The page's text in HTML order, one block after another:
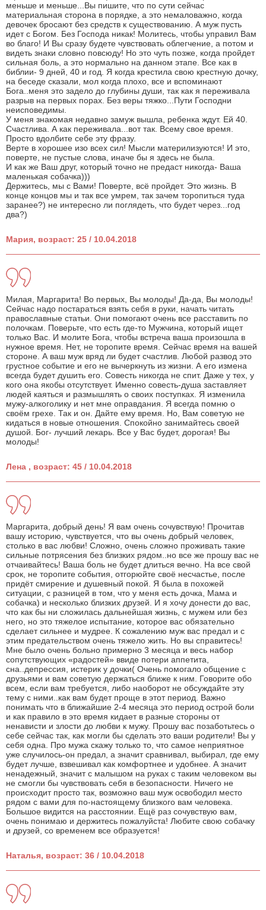
меньше и меньше...Вы пишите, что по сути сейчас
материальная сторона в порядке, а это немаловажно, когда
девочек бросают без средств к существованию. А муж пусть
идет с Богом. Без Господа никак! Молитесь, чтобы управил Вам
во благо! И Вы сразу будете чувствовать облегчение, а потом и
видеть знаки словно повсюду! Но это чуть позже, когда пройдет
сильная боль, а это нормально на данном этапе. Все как в
библии- 9 дней, 40 и год. Я когда крестила свою крестную дочку,
на беседе сказали, мол когда плохо, все и вспоминают
Бога..меня это задело до глубины души, так как я переживала
разрыв на первых порах. Без веры тяжко...Пути Господни
неисповедимы.
У меня знакомая недавно замуж вышла, ребенка ждут. Ей 40.
Счастлива. А как переживала...вот так. Всему свое время.
Просто вдолбите себе эту фразу.
Верте в хорошее изо всех сил! Мысли материлизуются! И это,
поверте, не пустые слова, иначе бы я здесь не была.
И как же Ваш друг, который точно не предаст никогда- Ваша
маленькая собачка)))
Держитесь, мы с Вами! Поверте, всё пройдет. Это жизнь. В
конце концов мы и так все умрем, так зачем торопиться туда
заранее?) не интересно ли поглядеть, что будет через...год
два?)
Мария, возраст: 25 / 10.04.2018
Милая, Маргарита! Во первых, Вы молоды! Да-да, Вы молоды!
Сейчас надо постараться взять себя в руки, начать читать
православные статьи. Они помогают очень все расставить по
полочкам. Поверьте, что есть где-то Мужчина, который ищет
только Вас. И молите Бога, чтобы встреча ваша произошла в
нужное время. Нет, не торопите время. Сейчас время на вашей
стороне. А ваш муж вряд ли будет счастлив. Любой развод это
грустное событие и его не вычеркнуть из жизни. А его измена
всегда будет душить его. Совесть никогда не спит. Даже у тех, у
кого она якобы отсутствует. Именно совесть-душа заставляет
людей каяться и размышлять о своих поступках. Я изменила
мужу-алкоголику и нет мне оправдания. Я всегда помню о
своём грехе. Так и он. Дайте ему время. Но, Вам советую не
кидаться в новые отношения. Спокойно занимайтесь своей
душой. Бог- лучший лекарь. Все у Вас будет, дорогая! Вы
молоды!
Лена , возраст: 45 / 10.04.2018
Маргарита, добрый день! Я вам очень сочувствую! Прочитав
вашу историю, чувствуется, что вы очень добрый человек,
столько в вас любви! Сложно, очень сложно проживать такие
сильные потрясения без близких рядом..но все же прошу вас не
отчаивайтесь! Ваша боль не будет длиться вечно. На все свой
срок, не торопите события, отгорюйте своё несчастье, после
придёт смирение и душевный покой. Я была в похожей
ситуации, с разницей в том, что у меня есть дочка, Мама и
собачка) и несколько близких друзей. И я хочу донести до вас,
что как бы ни сложилась дальнейшая жизнь, с мужем или без
него, но это тяжелое испытание, которое вас обязательно
сделает сильнее и мудрее. К сожалению муж вас предал и с
этим предательством очень тяжело жить. Но вы справитесь!
Мне было очень больно примерно 3 месяца и весь набор
сопутствующих «радостей» ввиде потери аппетита,
сна..депрессия, истерик у дочки( Очень помогало общение с
друзьями и вам советую держаться ближе к ним. Говорите обо
всем, если вам требуется, либо наоборот не обсуждайте эту
тему с ними..как вам будет проще в этот период. Важно
понимать что в ближайшие 2-4 месяца это период острой боли
и как правило в это время кидает в разные стороны от
ненависти и злости до любви к мужу. Прошу вас позаботьтесь о
себе сейчас так, как могли бы сделать это ваши родители! Вы у
себя одна. Про мужа скажу только то, что самое неприятное
уже случилось-он предал, а значит сравнивал, выбирал, где ему
будет лучше, взвешивал как комфортнее и удобнее. А значит
ненадежный, значит с малышом на руках с таким человеком вы
не смогли бы чувствовать себя в безопасности. Ничего не
происходит просто так, возможно ваш муж освободил место
рядом с вами для по-настоящему близкого вам человека.
Большое видится на расстоянии. Ещё раз сочувствую вам,
очень понимаю и держитесь пожалуйста! Любите свою собачку
и друзей, со временем все образуется!
Наталья, возраст: 36 / 10.04.2018